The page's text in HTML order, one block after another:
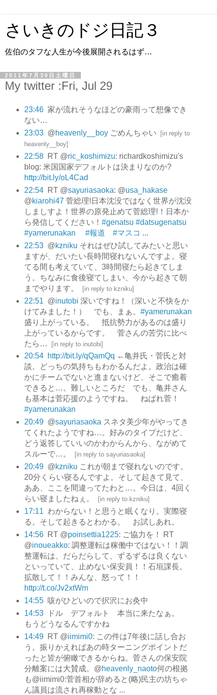
さいきのドジ日記３
佐伯のタフな人生が今後展開されるはず…
2011年7月30日土曜日
My twitter :Fri, Jul 29
23:46 家が流れそうなほどの豪雨って想像でき
ない…
23:03 @heavenly__boyごめんちゃい [in reply to
heavenly__boy]
22:58 RT @ric_koshimizu: richardkoshimizu's
blog: 米国国家デフォルトは決まりなのか?
http://bit.ly/oL4Cad
22:54
RT @sayuriasaoka: @usa_hakase
@kiarohi47 菅総理!日本沈没ではなく世界が沈没
しましすよ！世界の原発止めて菅総理!！日本か
ら発信してください！ #genatsu #datsugenatsu
#yamerunakan
#報道 #マスコ ...
22:53 @kzniku それはぜひ試してみたいと思い
ますが、だいたい長時間寝れないんですよ。寝
てる間も考えていて、3時間寝たら起きてしま
う。ちなみに食後寝てしまい、今から起きて朝
までやります。
[in reply to kzniku]
22:51 @inutobi 深いですね！（深いと不快をか
けてみました！） でも、まぁ。 #yamerunakan
盛り上がっている。 抵抗勢力があるのは盛り
上がっているからです。 菅さんの苦労に比べ
たら…
[in reply to inutobi]
20:54 http://bit.ly/qQamQq ←亀井氏・菅氏と対
談。どっちの気持ちもわかるんだよ。政治は確
かにチームでないと進まないけど、そこで癒着
できると…。難しいところだ でも、亀井さん
も基本は菅応援のようですね。 ねばれ菅！
#yamerunakan
20:49 @sayuriasaokaスネタ美少年がやってき
てくれたようですね…。好みのタイプだけど、
どう返答していいのかわからんから、ながめて
スルーで…。
[in reply to sayuriasaoka]
20:49 @kzniku これが朝まで寝れないのです。
20分くらい寝るんですよ。そして起きて見て、
ああ、ここを間違ってたわと…。今日は、4回く
らい寝ましたねぇ。
[in reply to kzniku]
17:11 わからない！と思うと眠くなり。実際寝
る。そして起きるとわかる。 お試しあれ。
14:56
RT @poinsettia1225: ご協力を！ RT
@inoueakko: 調整運転は稼働中ではない！！調
整運転は、だらだらして、ずるずるは良くない
といっていて、止めない保安員！！石垣課長。
拡散して！！みんな、怒って！！
http://t.co/Jv2xtWm
14:55
咳がひどいので択沢にお灸中
14:53
ドル デフォルト 本当に来たなぁ。
もうどうなるんですかね
14:49
RT @iimimi0: この件は7年後に話し合お
う。振りかえればあの時ターニングポイントだ
ったと皆が俯瞰できるからね。菅さんの保安院
分離案には大賛成。@heavenly_naoto何の根拠
も@iimimi0:菅首相が辞めると(略)民主の坊ちゃ
ん議員は流され再稼動とな ...